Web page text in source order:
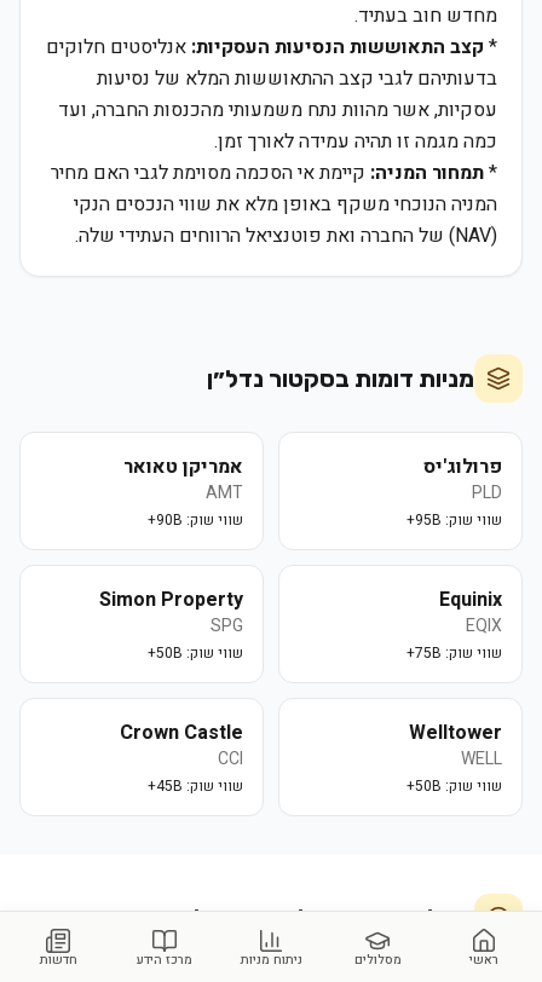
מחדש חוב בעתיד.
* קצב התאוששות הנסיעות העסקיות: אנליסטים חלוקים
בדעותיהם לגבי קצב ההתאוששות המלא של נסיעות
עסקיות, אשר מהוות נתח משמעותי מהכנסות החברה, ועד
כמה מגמה זו תהיה עמידה לאורך זמן.
*תמחור המניה: קיימת אי הסכמה מסוימת לגבי האם מחיר
המניה הנוכחי משקף באופן מלא את שווי הנכסים הנקי
(NAV) של החברה ואת פוטנציאל הרווחים העתידי שלה.
מניות דומות בסקטור נדל״ן
פרולוג'יס
PLD
שווי שוק: 95B+
אמריקן טאואר
AMT
שווי שוק: 90B+
Equinix
EQIX
שווי שוק: 75B+
Simon Property
SPG
שווי שוק: 50B+
Welltower
WELL
שווי שוק: 50B+
Crown Castle
CCI
שווי שוק: 45B+
שאלות נפוצות עלצ׳טהאם לודג׳ינג טראסט
ראשי מסלולים ניתוח מניות מרכז הידע חדשות